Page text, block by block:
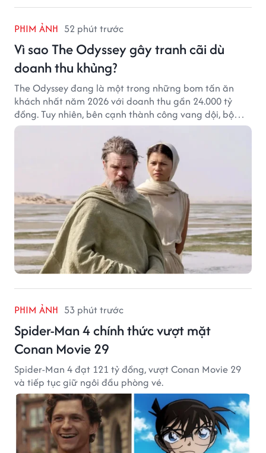
PHIM ẢNH 52 phút trước
Vì sao The Odyssey gây tranh cãi dù
doanh thu khủng?
The Odyssey đang là một trong những bom tấn ăn
khách nhất năm 2026 với doanh thu gần 24.000 tỷ
đồng. Tuy nhiên, bên cạnh thành công vang dội, bộ
phim của Christopher Nolan cũng vấp phải không ít
tranh cãi từ khán giả.
PHIM ẢNH 53 phút trước
Spider-Man 4 chính thức vượt mặt
Conan Movie 29
Spider-Man 4 đạt 121 tỷ đồng, vượt Conan Movie 29
và tiếp tục giữ ngôi đầu phòng vé.